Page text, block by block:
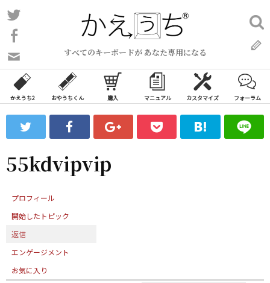
コ
ン
ン
ツ
ス
ッ
プ
すべてのキーボードが あなた専用になる
い
合
わ
フ
ォ
ム
検
索:
かえうち2 おやうちくん 購入 マニュアル カスタマイズ フォーラム
55kdvipvip
プロフィール
開始したトピック
返信
エンゲージメント
お気に入り